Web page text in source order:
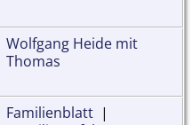
Wolfgang Heide mit
Thomas
Familienblatt |